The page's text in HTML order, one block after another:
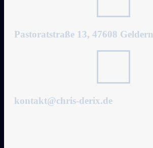
Pastoratstraße 13, 47608 Geldern
kontakt@chris-derix.de